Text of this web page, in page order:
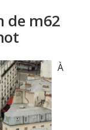
de m62
À